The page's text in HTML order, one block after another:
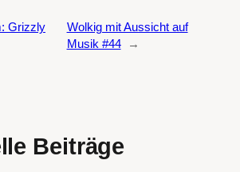
Grizzly
Wolkig mit Aussicht auf
Musik #44
→
Beiträge